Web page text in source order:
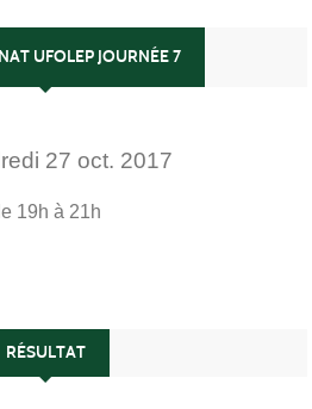
UFOLEP JOURNÉE 7
27 oct. 2017
19h à 21h
RÉSULTAT